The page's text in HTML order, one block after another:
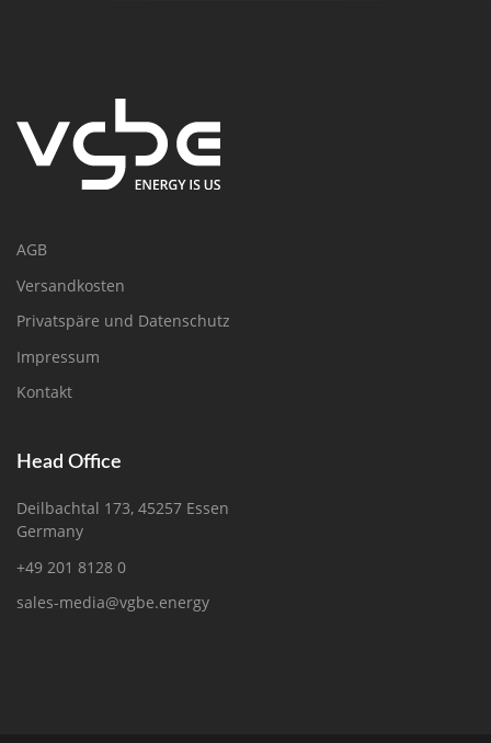
AGB
Versandkosten
Privatspäre und Datenschutz
Impressum
Kontakt
Head Office
Deilbachtal 173, 45257 Essen
Germany
+49 201 8128 0
sales-media@vgbe.energy